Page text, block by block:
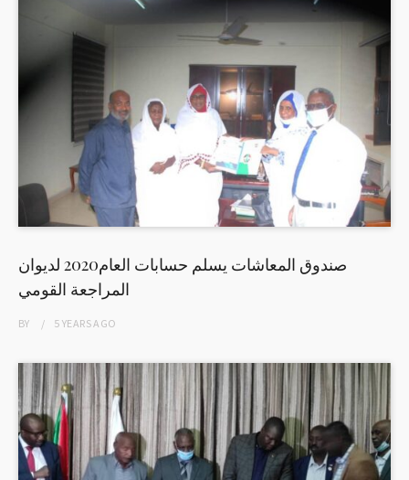
صندوق المعاشات يسلم حسابات العام2020 لديوان
المراجعة القومي
BY 5 YEARSAGO